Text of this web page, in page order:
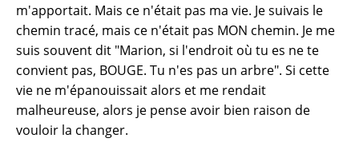
m'apportait. Mais ce n'était pas ma vie. Je suivais le
chemin tracé, mais ce n'était pas MON chemin. Je me
suis souvent dit "Marion, si l'endroit où tu es ne te
convient pas, BOUGE. Tu n'es pas un arbre". Si cette
vie ne m'épanouissait alors et me rendait
malheureuse, alors je pense avoir bien raison de
vouloir la changer.